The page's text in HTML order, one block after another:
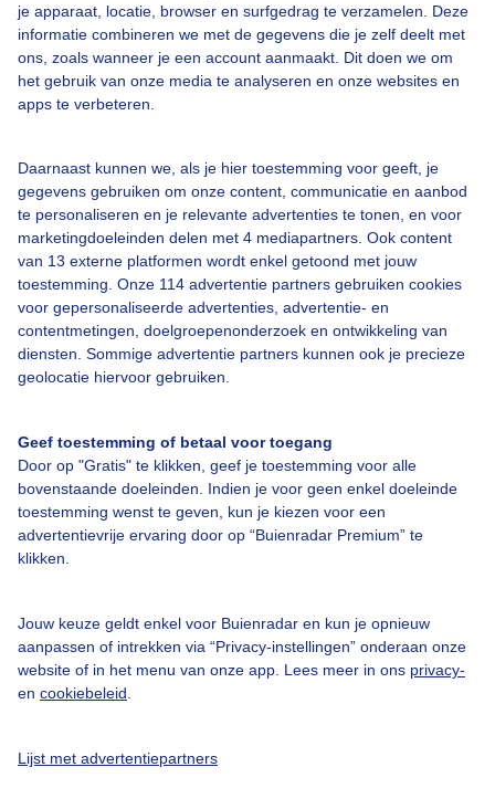
je apparaat, locatie, browser en surfgedrag te verzamelen. Deze
informatie combineren we met de gegevens die je zelf deelt met
ons, zoals wanneer je een account aanmaakt. Dit doen we om
het gebruik van onze media te analyseren en onze websites en
apps te verbeteren.
Daarnaast kunnen we, als je hier toestemming voor geeft, je
gegevens gebruiken om onze content, communicatie en aanbod
te personaliseren en je relevante advertenties te tonen, en voor
marketingdoeleinden delen met 4 mediapartners. Ook content
van 13 externe platformen wordt enkel getoond met jouw
toestemming. Onze 114 advertentie partners gebruiken cookies
voor gepersonaliseerde advertenties, advertentie- en
contentmetingen, doelgroepenonderzoek en ontwikkeling van
diensten. Sommige advertentie partners kunnen ook je precieze
geolocatie hiervoor gebruiken.
Geef toestemming of betaal voor toegang
Door op "Gratis" te klikken, geef je toestemming voor alle
bovenstaande doeleinden. Indien je voor geen enkel doeleinde
toestemming wenst te geven, kun je kiezen voor een
advertentievrije ervaring door op “Buienradar Premium” te
klikken.
Jouw keuze geldt enkel voor Buienradar en kun je opnieuw
aanpassen of intrekken via “Privacy-instellingen” onderaan onze
website of in het menu van onze app. Lees meer in ons privacy-
en cookiebeleid
Lijst met advertentiepartners
Bekijk slideshow
Een moment geduld aub...
Over Buienradar
Contact
Toegankelijkheid
Gebruikersvoorwaarden
Buienradar Team
Privacy beleid
Cookie beleid
Gratis weerdata